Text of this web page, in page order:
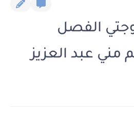
الفصل